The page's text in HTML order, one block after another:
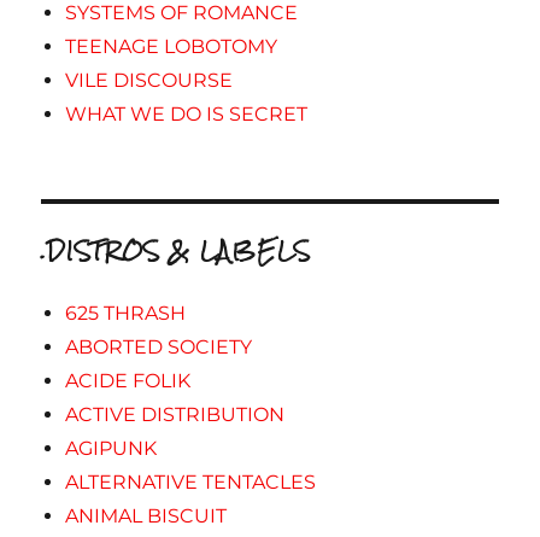
SYSTEMS OF ROMANCE
TEENAGE LOBOTOMY
VILE DISCOURSE
WHAT WE DO IS SECRET
.DISTROS & LABELS
625 THRASH
ABORTED SOCIETY
ACIDE FOLIK
ACTIVE DISTRIBUTION
AGIPUNK
ALTERNATIVE TENTACLES
ANIMAL BISCUIT